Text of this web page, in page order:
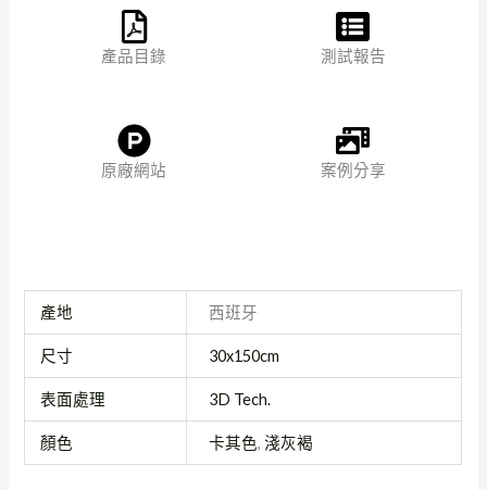
產品目錄 測試報告
原廠網站 案例分享
產地 西班牙
尺寸 30x150cm
表面處理 3D Tech.
顏色 卡其色, 淺灰褐